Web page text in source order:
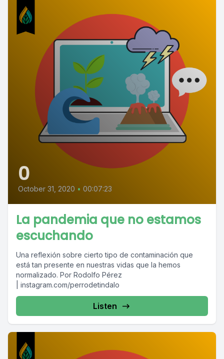
0
October 31, 2020 • 00:07:23
La pandemia que no estamos
escuchando
Una reflexión sobre cierto tipo de contaminación que
está tan presente en nuestras vidas que la hemos
normalizado. Por Rodolfo Pérez
| instagram.com/perrodetindalo
Listen